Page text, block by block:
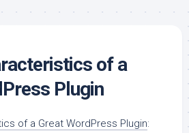
of a
Plugin
of a Great WordPress Plugin: